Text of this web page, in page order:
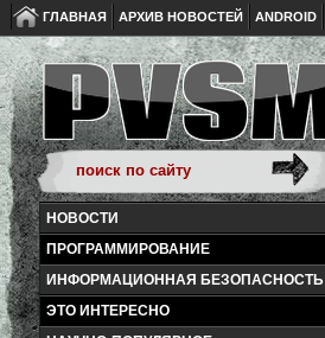
ГЛАВНАЯ АРХИВ НОВОСТЕЙ ANDROID
НОВОСТИ
ПРОГРАММИРОВАНИЕ
ИНФОРМАЦИОННАЯ БЕЗОПАСНОСТЬ
ЭТО ИНТЕРЕСНО